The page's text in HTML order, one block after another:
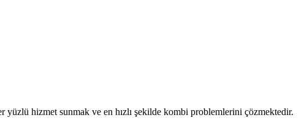
hizmet sunmak ve en hızlı şekilde kombi problemlerini çözmektedir.